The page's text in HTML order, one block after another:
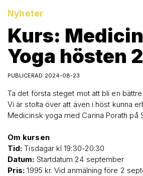
Nyheter
Kurs:
Yoga hösten
PUBLICERAD 2024-08-23
Ta det första steget mot att bli en
Vi är stolta över att även i höst kunna
Medicinsk yoga med Carina Porath på
Om kursen
Tid: Tisdagar kl 19:30-20:30
Datum: Startdatum 24 september
Pris: 1995 kr. Vid anmälning före 2